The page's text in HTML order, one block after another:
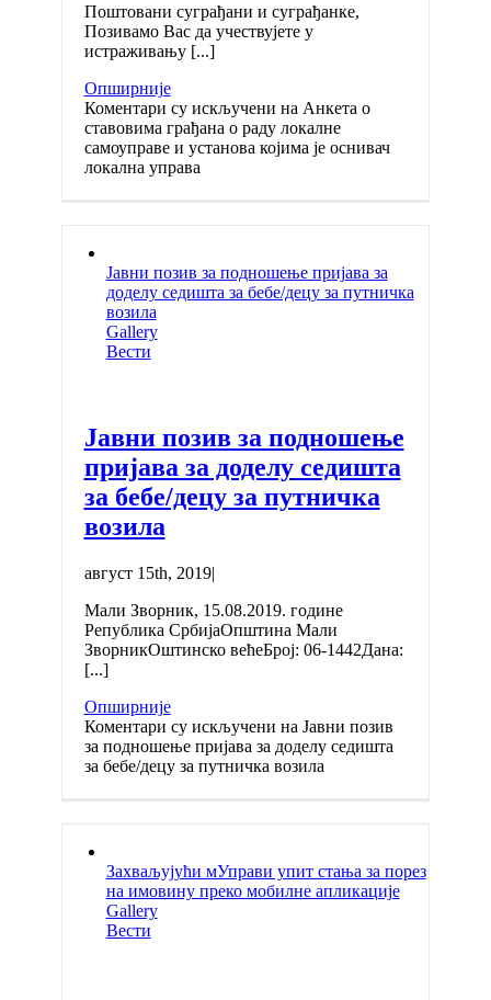
Поштовани суграђани и суграђанке,
Позивамо Вас да учествујете у
истраживању [...]
Опширније
Коментари су искључени на Анкета о
ставовима грађана о раду локалне
самоуправе и установа којима је оснивач
локална управа
Јавни позив за подношење пријава за
доделу седишта за бебе/децу за путничка
возила
Gallery
Вести
Јавни позив за подношење
пријава за доделу седишта
за бебе/децу за путничка
возила
август 15th, 2019|
Мали Зворник, 15.08.2019. године
Република СрбијаОпштина Мали
ЗворникОштинско већеБрој: 06-1442Дана:
[...]
Опширније
Коментари су искључени на Јавни позив
за подношење пријава за доделу седишта
за бебе/децу за путничка возила
Захваљујући мУправи упит стања за порез
на имовину преко мобилне апликације
Gallery
Вести